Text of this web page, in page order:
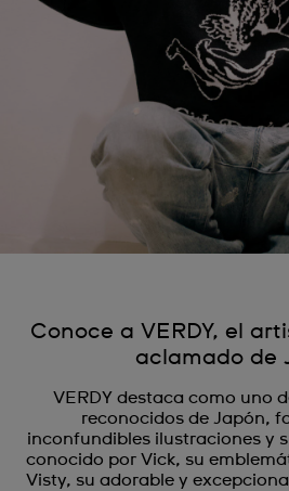
Conoce a VERDY, el
aclamado de
VERDY destaca como uno
reconocidos de Japón,
inconfundibles ilustraciones y
conocido por Vick, su
Visty, su adorable y